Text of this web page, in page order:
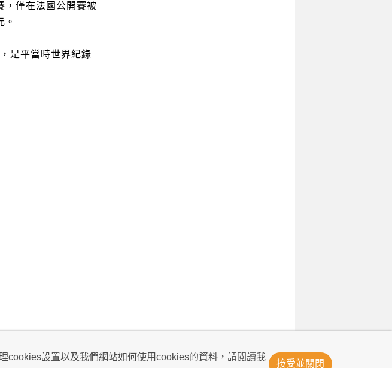
，僅在法國公開賽被
。
是平當時世界紀錄
cookies設置以及我們網站如何使用cookies的資料，請閱讀我
接受並關閉
© Now TV Limited 2011-2026 著作權所有